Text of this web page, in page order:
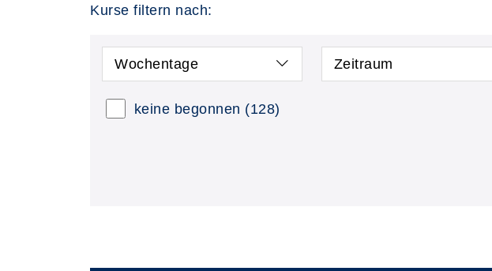
Kurse filtern nach:
Wochentage Zeitraum
keine begonnen (128)